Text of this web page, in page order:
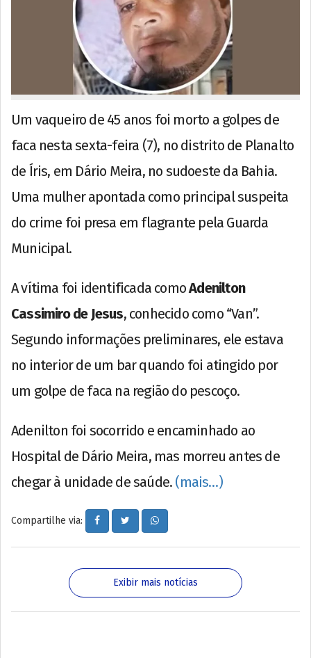
Um vaqueiro de 45 anos foi morto a golpes de
faca nesta sexta-feira (7), no distrito de Planalto
de Íris, em Dário Meira, no sudoeste da Bahia.
Uma mulher apontada como principal suspeita
do crime foi presa em flagrante pela Guarda
Municipal.
A vítima foi identificada comoAdenilton
Cassimiro de Jesus, conhecido como “Van”.
Segundo informações preliminares, ele estava
no interior de um bar quando foi atingido por
um golpe de faca na região do pescoço.
Adenilton foi socorrido e encaminhado ao
Hospital de Dário Meira, mas morreu antes de
chegar à unidade de saúde. (mais…)
Compartilhe via:
Exibir mais notícias